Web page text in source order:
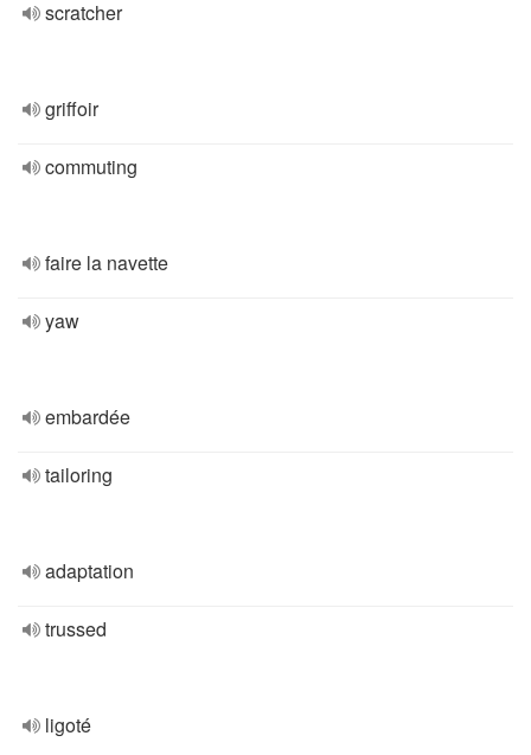
scratcher
griffoir
commuting
faire la navette
yaw
embardée
tailoring
adaptation
trussed
ligoté